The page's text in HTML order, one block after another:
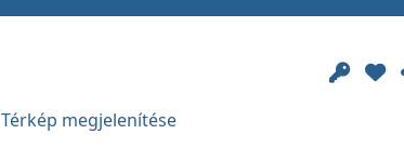
Térkép megjelenítése